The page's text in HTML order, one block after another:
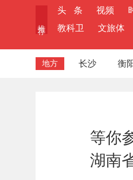
头 条 视频
教科卫
文旅体
地方 长沙 衡
等你
湖南